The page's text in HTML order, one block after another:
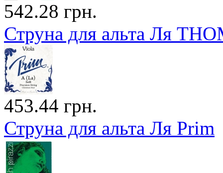
542.28 грн.
Струна для альта Ля
453.44 грн.
Струна для альта Ля Prim